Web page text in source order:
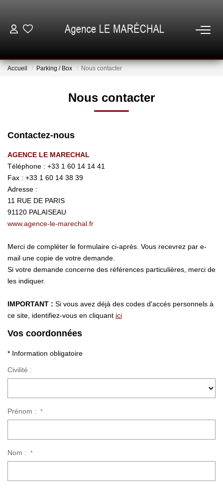
NOTRE AGENCE
GESTION
EN
Accueil Parking / Box Nous contacter
Nous contacter
Contactez-nous
AGENCE LE MARECHAL
Téléphone : +33 1 60 14 14 41
Fax : +33 1 60 14 38 39
Adresse :
11 RUE DE PARIS
91120 PALAISEAU
www.agence-le-marechal.fr
Merci de compléter le formulaire ci-après. Vous recevrez par e-
mail une copie de votre demande.
Si votre demande concerne des références particulières, merci de
les indiquer.
IMPORTANT : Si vous avez déjà des codes d'accés personnels à
ce site, identifiez-vous en cliquant ici
Vos coordonnées
* Information obligatoire
Civilité :
Prénom : *
Nom : *